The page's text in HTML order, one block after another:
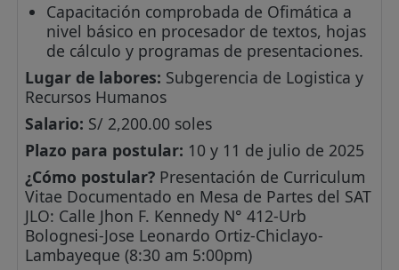
Capacitación comprobada de Ofimática a
nivel básico en procesador de textos, hojas
de cálculo y programas de presentaciones.
Lugar de labores: Subgerencia de Logistica y
Recursos Humanos
Salario: S/ 2,200.00 soles
Plazo para postular: 10 y 11 de julio de 2025
¿Cómo postular? Presentación de Curriculum
Vitae Documentado en Mesa de Partes del SAT
JLO: Calle Jhon F. Kennedy N° 412-Urb
Bolognesi-Jose Leonardo Ortiz-Chiclayo-
Lambayeque (8:30 am 5:00pm)